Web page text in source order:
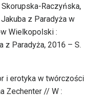
Raczyńska,
z Paradyża w
Wielkopolski :
z Paradyża, 2016 – S.
i erotyka w twórczości
Zechenter // W :